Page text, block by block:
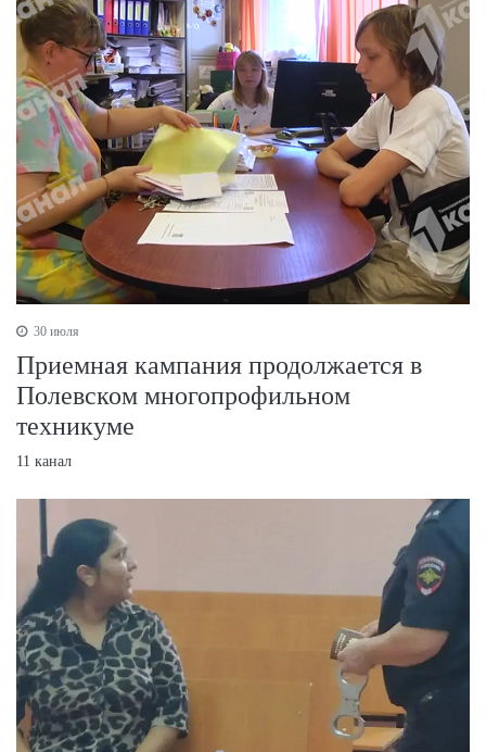
30 июля
Приемная кампания продолжается в
Полевском многопрофильном
техникуме
11 канал